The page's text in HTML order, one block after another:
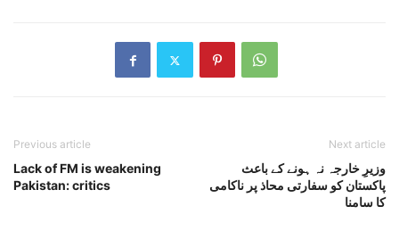
Previous article
Lack of FM is weakening
Pakistan: critics
Next article
وزیرِ خارجہ نہ ہونے کے باعث
پاکستان کو سفارتی محاذ پر ناکامی
کا سامنا